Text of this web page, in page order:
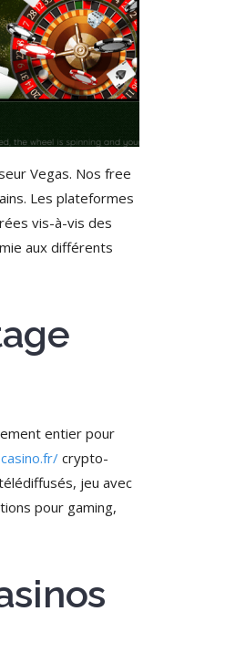
Vegas. Nos free
Les plateformes
vis-à-vis des
aux différents
entier pour
crypto-
jeu avec
pour gaming,